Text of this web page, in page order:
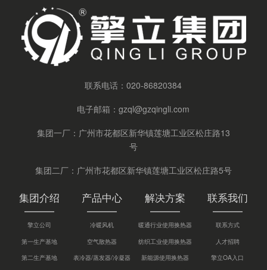
联系电话：020-86820384
电子邮箱：gzql@gzqingli.com
集团一厂：广州市花都区新华镇莲塘工业区松庄路13
号
集团二厂：广州市花都区新华镇莲塘工业区松庄路5号
集团介绍
擎立公司
第一生产基地
第二生产基地
产品中心
冷暖风机
空气散热器
表冷器/蒸发器/冷凝器
解决方案
暖通行业使用换热器
纺织工业使用换热器
新能源使用换热器
联系我们
联系方式
人才招聘
擎立OA入口